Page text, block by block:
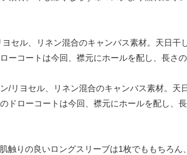
セル、リネン混合のキャンバス素材。天日干
コートは今回、襟元にホールを配し、長さ
/リヨセル、リネン混合のキャンバス素材。天
ドローコートは今回、襟元にホールを配し、
りの良いロングスリーブは1枚でももちろん